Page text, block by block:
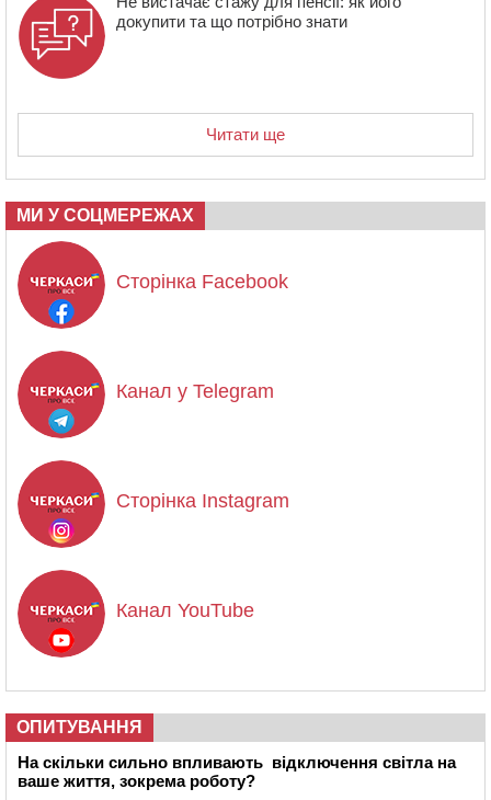
докупити та що потрібно знати
Читати ще
МИ У СОЦМЕРЕЖАХ
Сторінка Facebook
Канал у Telegram
Сторінка Instagram
Канал YouTube
ОПИТУВАННЯ
На скільки сильно впливають відключення світла на
ваше життя, зокрема роботу?